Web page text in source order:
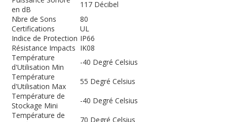
en dB
117 Décibel
Nbre de Sons
80
Certifications
UL
Indice de Protection IP66
Résistance Impacts IK08
Température
d'Utilisation Min
-40 Degré Celsius
Température
d'Utilisation Max
55 Degré Celsius
Température de
Stockage Mini
-40 Degré Celsius
Température de
70 Degré Celsius